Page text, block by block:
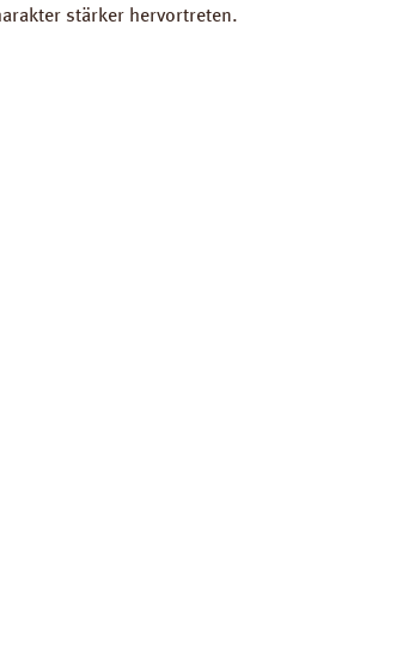
stärker hervortreten.